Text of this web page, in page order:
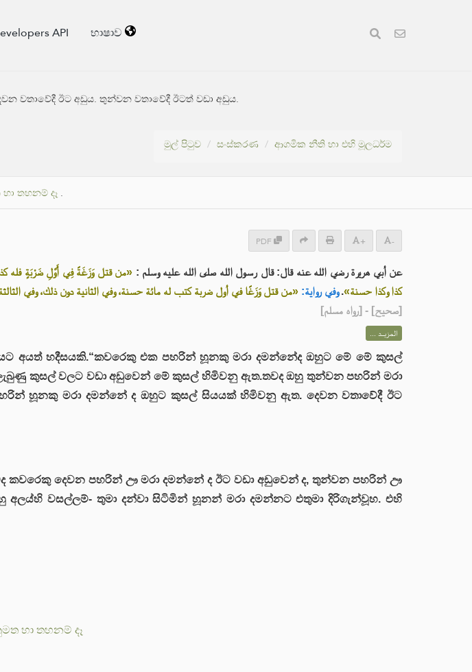
API භාෂාව
ඊට අඩුය. තුන්වන වතාවේදී ඊටත් වඩා අඩුය.
මුල් පිටුව සංස්කරණ ආගමික නීති හා එහි මූලධර්ම
තහනම් දෑ.
PDF + -
عن أبي هريرة رضي الله عنه قال: قال رسول الله صلى الله عليه وسلم : «من قتل وَزَغَةً فِي أَوَّلِ ضَرْبَةٍ فله كذا
كذا وكذا حسنة».وفي رواية: «من قتل وَزَغًا في أول ضربة كتب له مائة حسنة، وفي الثانية دون ذلك، وفي
[صحيح] - [رواه مسلم]
المزيــد ...
අයත් හදීසයකි.“කවරෙකු එක පහරින් හූනකු මරා දමන්නේද ඔහුට මේ මේ කුසල්
කුසල් වලට වඩා අඩුවෙන් මේ කුසල් හිමිවනු ඇත.තවද ඔහු තුන්වන පහරින් මරා
හූනකු මරා දමන්නේ ද ඔහුට කුසල් සියයක් හිමිවනු ඇත. දෙවන වතාවේදී ඊට
දෙවන පහරින් ඌ මරා දමන්නේ ද ඊට වඩා අඩුවෙන් ද, තුන්වන පහරින් ඌ
වසල්ලම්- තුමා දන්වා සිටිමින් හූනන් මරා දමන්නට එතුමා දිරිගැන්වූහ. එහි
හා තහනම් දෑ